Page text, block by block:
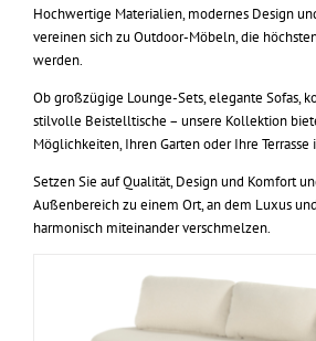
Hochwertige Materialien, modernes Design
vereinen sich zu Outdoor-Möbeln, die
werden.
Ob großzügige Lounge-Sets, elegante Sofas,
stilvolle Beistelltische – unsere Kollektion
Möglichkeiten, Ihren Garten oder Ihre
Setzen Sie auf Qualität, Design und Komfort
Außenbereich zu einem Ort, an dem Luxus
harmonisch miteinander verschmelzen.